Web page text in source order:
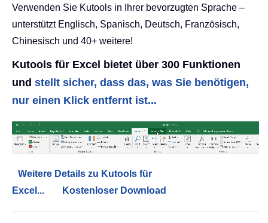
Verwenden Sie Kutools in Ihrer bevorzugten Sprache –
unterstützt Englisch, Spanisch, Deutsch, Französisch,
Chinesisch und 40+ weitere!
Kutools für Excel bietet über 300 Funktionen
und stellt sicher, dass das, was Sie benötigen,
nur einen Klick entfernt ist...
Weitere Details zu Kutools für
Excel...
Kostenloser Download